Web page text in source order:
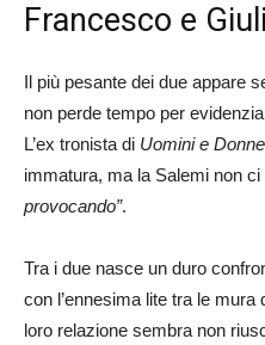
Francesco e
Il più pesante dei due appare
non perde tempo per
L’ex tronista di Uomini e Donne
immatura, ma la Salemi non ci
provocando”.
Tra i due nasce un duro
con l’ennesima lite tra le mura
loro relazione sembra non